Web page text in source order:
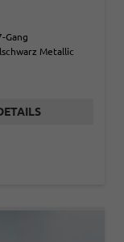
Gang
Metallic